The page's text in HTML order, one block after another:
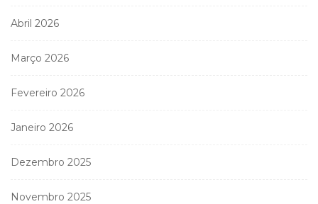
Abril 2026
Março 2026
Fevereiro 2026
Janeiro 2026
Dezembro 2025
Novembro 2025